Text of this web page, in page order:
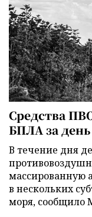
Средства
БПЛА за день
В течение дня
массированную
в нескольких
моря, сообщило